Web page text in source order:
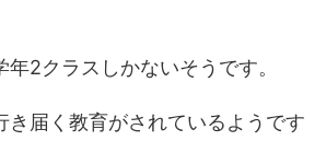
2クラスしかないそうです。
き届く教育がされているようです